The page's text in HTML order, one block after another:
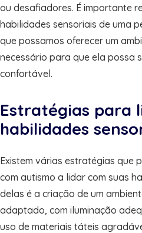
ou desafiadores. É importante
habilidades sensoriais de uma
que possamos oferecer um
necessário para que ela possa
confortável.
Estratégias para
habilidades
Existem várias estratégias que
com autismo a lidar com suas
delas é a criação de um
adaptado, com iluminação
uso de materiais táteis